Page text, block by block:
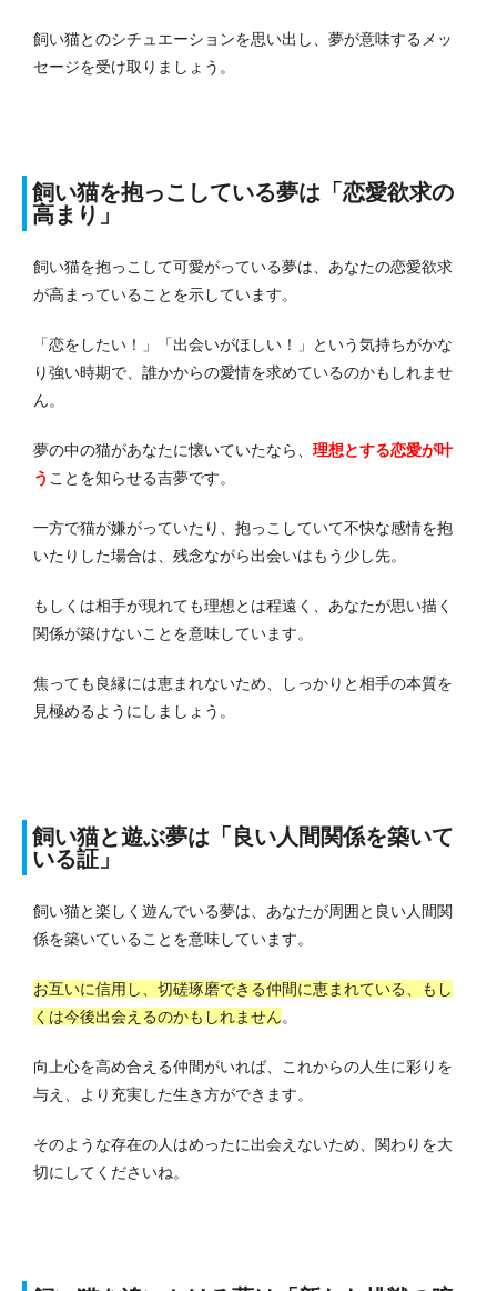
飼い猫とのシチュエーションを思い出し、夢が意味するメッ
セージを受け取りましょう。
飼い猫を抱っこしている夢は「恋愛欲求の
高まり」
飼い猫を抱っこして可愛がっている夢は、あなたの恋愛欲求
が高まっていることを示しています。
「恋をしたい！」「出会いがほしい！」という気持ちがかな
り強い時期で、誰かからの愛情を求めているのかもしれませ
ん。
夢の中の猫があなたに懐いていたなら、 理想とする恋愛が叶
う ことを知らせる吉夢です。
一方で猫が嫌がっていたり、抱っこしていて不快な感情を抱
いたりした場合は、残念ながら出会いはもう少し先。
もしくは相手が現れても理想とは程遠く、あなたが思い描く
関係が築けないことを意味しています。
焦っても良縁には恵まれないため、しっかりと相手の本質を
見極めるようにしましょう。
飼い猫と遊ぶ夢は「良い人間関係を築いて
いる証」
飼い猫と楽しく遊んでいる夢は、あなたが周囲と良い人間関
係を築いていることを意味しています。
お互いに信用し、切磋琢磨できる仲間に恵まれている、もし
くは今後出会えるのかもしれません。
向上心を高め合える仲間がいれば、これからの人生に彩りを
与え、より充実した生き方ができます。
そのような存在の人はめったに出会えないため、関わりを大
切にしてくださいね。